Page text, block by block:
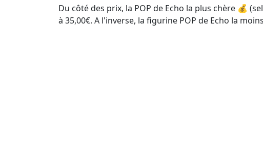
Du côté des prix, la POP de Echo la plus chère 💰
à 35,00€. A l'inverse, la figurine POP de Echo la